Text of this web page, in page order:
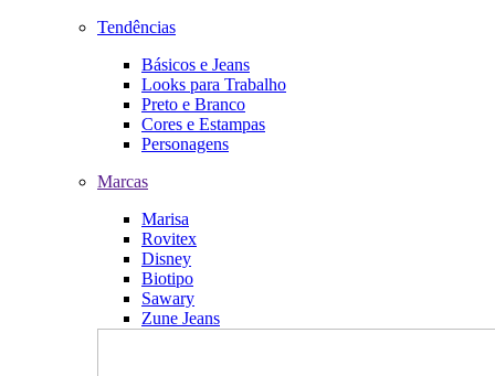
Tendências
Básicos e Jeans
Looks para Trabalho
Preto e Branco
Cores e Estampas
Personagens
Marcas
Marisa
Rovitex
Disney
Biotipo
Sawary
Zune Jeans